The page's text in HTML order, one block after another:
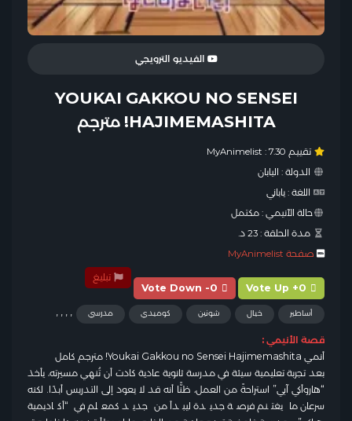
الفيديو الترويجي
YOUKAI GAKKOU NO SENSEI
HAJIMEMASHITA! مترجم
تقييم MyAnimelist : 7.30
الدولة : اليابان
اللغة :ياباني
حالة الآنيمي :مكتمل
مدة الحلقة :23 د.
صفحة MyAnimelist
Vote Up +0
Vote Down -0
تبليغ
أساطير خيال شونين كوميدي مدرسي
قصة الأنيمي :
أنمي Youkai Gakkou no Sensei Hajimemashita! مترجم كامل
بعد تجربة تعليمية سيئة في مدرسة ثانوية عادية كادت أن تُنهي مسيرته، يأخذ
“هاروأكي آبي” استراحةً من العمل، ظنًّا أنه قد لا يعود إلى التدريس أبدًا. لكنه
سرعان ما يغتنم فرصة جديدة ليبدأ من جديد كمعلم في “أكاديمية